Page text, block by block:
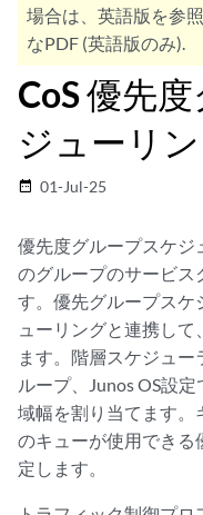
場合は、英語版を参
なPDF (英語版のみ).
CoS 優先
ジューリ
date_range 01-Jul-25
優先度グループスケジ
のグループのサービス
す。優先グループスケ
ューリングと連携し
ます。階層スケジュ
ループ、Junos OS設
域幅を割り当てます。
のキューが使用できる
定します。